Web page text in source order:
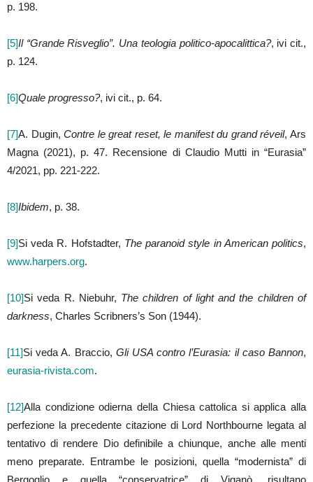
p. 198.
[5]Il “Grande Risveglio”. Una teologia politico-apocalittica?, ivi cit.,
p. 124.
[6]Quale progresso?, ivi cit., p. 64.
[7]A. Dugin,Contre le great reset, le manifest du grand réveil, Ars
Magna (2021), p. 47. Recensione di Claudio Mutti in “Eurasia”
4/2021, pp. 221-222.
[8]Ibidem, p. 38.
[9]Si veda R. Hofstadter, The paranoid style in American politics,
www.harpers.org.
[10]Si veda R. Niebuhr, The children of light and the children of
darkness, Charles Scribners’s Son (1944).
[11]Si veda A. Braccio, Gli USA contro l’Eurasia: il caso Bannon,
eurasia-rivista.com.
[12]Alla condizione odierna della Chiesa cattolica si applica alla
perfezione la precedente citazione di Lord Northbourne legata al
tentativo di rendere Dio definibile a chiunque, anche alle menti
meno preparate. Entrambe le posizioni, quella “modernista” di